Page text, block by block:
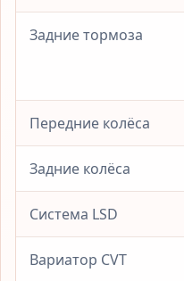
Задние тормоза
Передние колёса
Задние колёса
Система LSD
Вариатор CVT